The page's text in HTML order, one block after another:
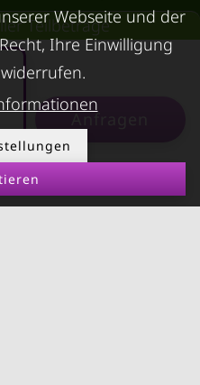
Teilbeträge
Anfragen
KONTAKT
Über Kurzzeitmiete
Datenschutz
Webseite und der
Ihre Einwilligung